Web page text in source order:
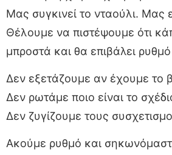
Μας συγκινεί το νταούλι. Μας
Θέλουμε να πιστέψουμε ότι
μπροστά και θα επιβάλει
Δεν εξετάζουμε αν έχουμε το
Δεν ρωτάμε ποιο είναι το
Δεν ζυγίζουμε τους
Ακούμε ρυθμό και